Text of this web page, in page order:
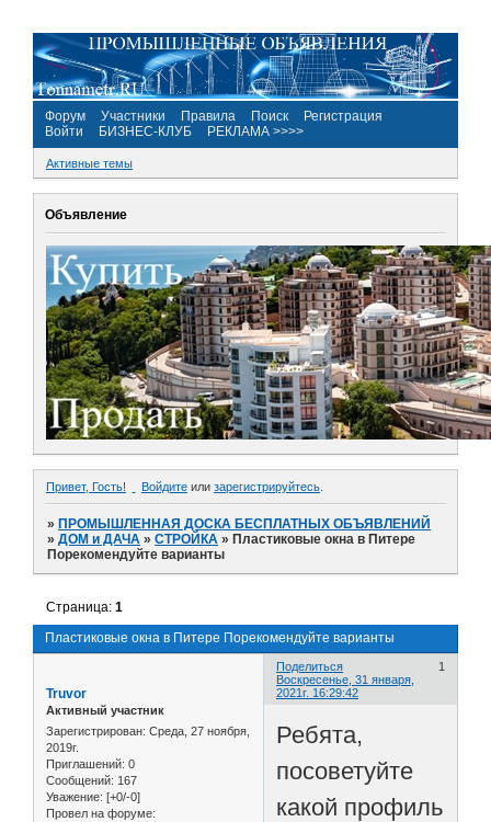
Форум Участники Правила Поиск
Регистрация
Войти
БИЗНЕС-КЛУБ РЕКЛАМА >>>>
Активные темы
Объявление
Привет, Гость! Войдите или зарегистрируйтесь
»ПРОМЫШЛЕННАЯ ДОСКА БЕСПЛАТНЫХ ОБЪЯВЛЕНИЙ
»ДОМ и ДАЧА »СТРОЙКА »Пластиковые окна в Питере
Порекомендуйте варианты
Пластиковые окна в Питере Порекомендуйте варианты
Страница:1
Поделиться
1
Воскресенье, 31 января,
2021г. 16:29:42
Truvor
Активный участник
Зарегистрирован: Среда, 27 ноября,
2019г.
Приглашений: 0
Сообщений: 167
Уважение: [+0/-0]
Провел на форуме:
Ребята,
посоветуйте
какой профиль